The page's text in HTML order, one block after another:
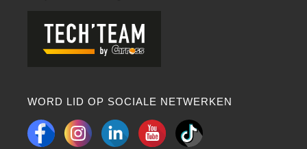
WORD LID OP SOCIALE NETWERKEN